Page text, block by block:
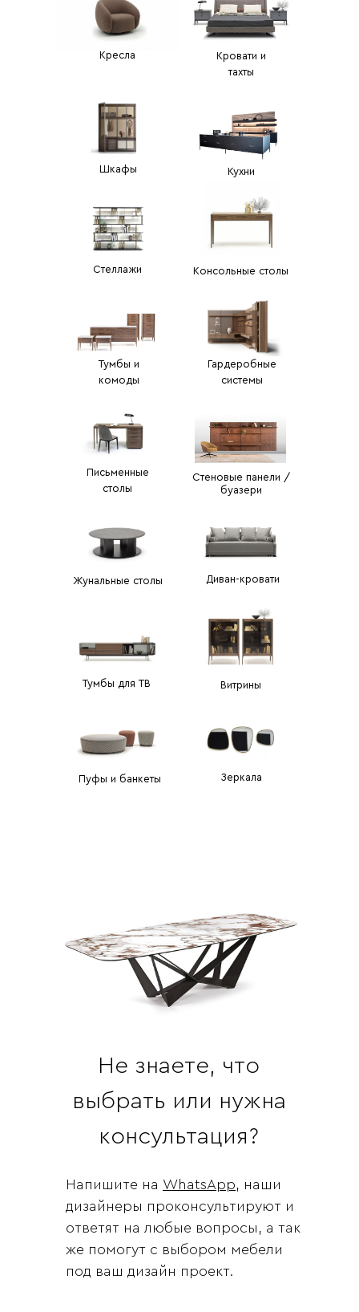
Стеллажи
Кровати и
тахты
Кухни
Кресла
Тумбы и
комоды
Консольные столы
Витрины
Диван-кровати
Тумбы для ТВ
Жунальные столы
Пуфы и банкеты Зеркала
Гардеробные
системы
Шкафы
Стеновые панели /
буазери
Письменные
столы
Напишите на WhatsApp, наши
дизайнеры проконсультируют и
ответят на любые вопросы, а так
же помогут с выбором мебели
под ваш дизайн проект.
Не знаете, что
выбрать или нужна
консультация?